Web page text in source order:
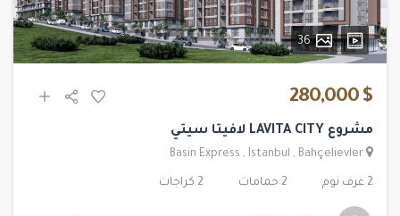
36
$ 280,000
مشروع LAVITA CITY لافيتا سيتي
Basin Express , Istanbul , Bahçelievler
2 غرف نوم 2 حمامات 2 كراجات